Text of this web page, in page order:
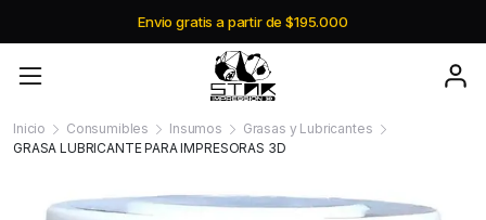
Envio gratis a partir de $195.000
Inicio Consumibles Insumos
Grasas y Lubricantes
GRASA LUBRICANTE PARA IMPRESORAS 3D